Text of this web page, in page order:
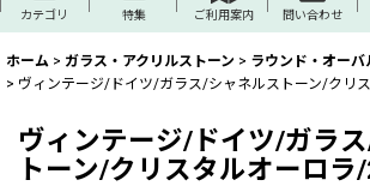
カテゴリ 特集 ご利用案内 問い合わせ
ホーム > ガラス・アクリルストーン > ラウンド・オーバ
> ヴィンテージ/ドイツ/ガラス/シャネルストーン/クリ
ヴィンテージ/ドイツ/ガラ
トーン/クリスタルオーロ